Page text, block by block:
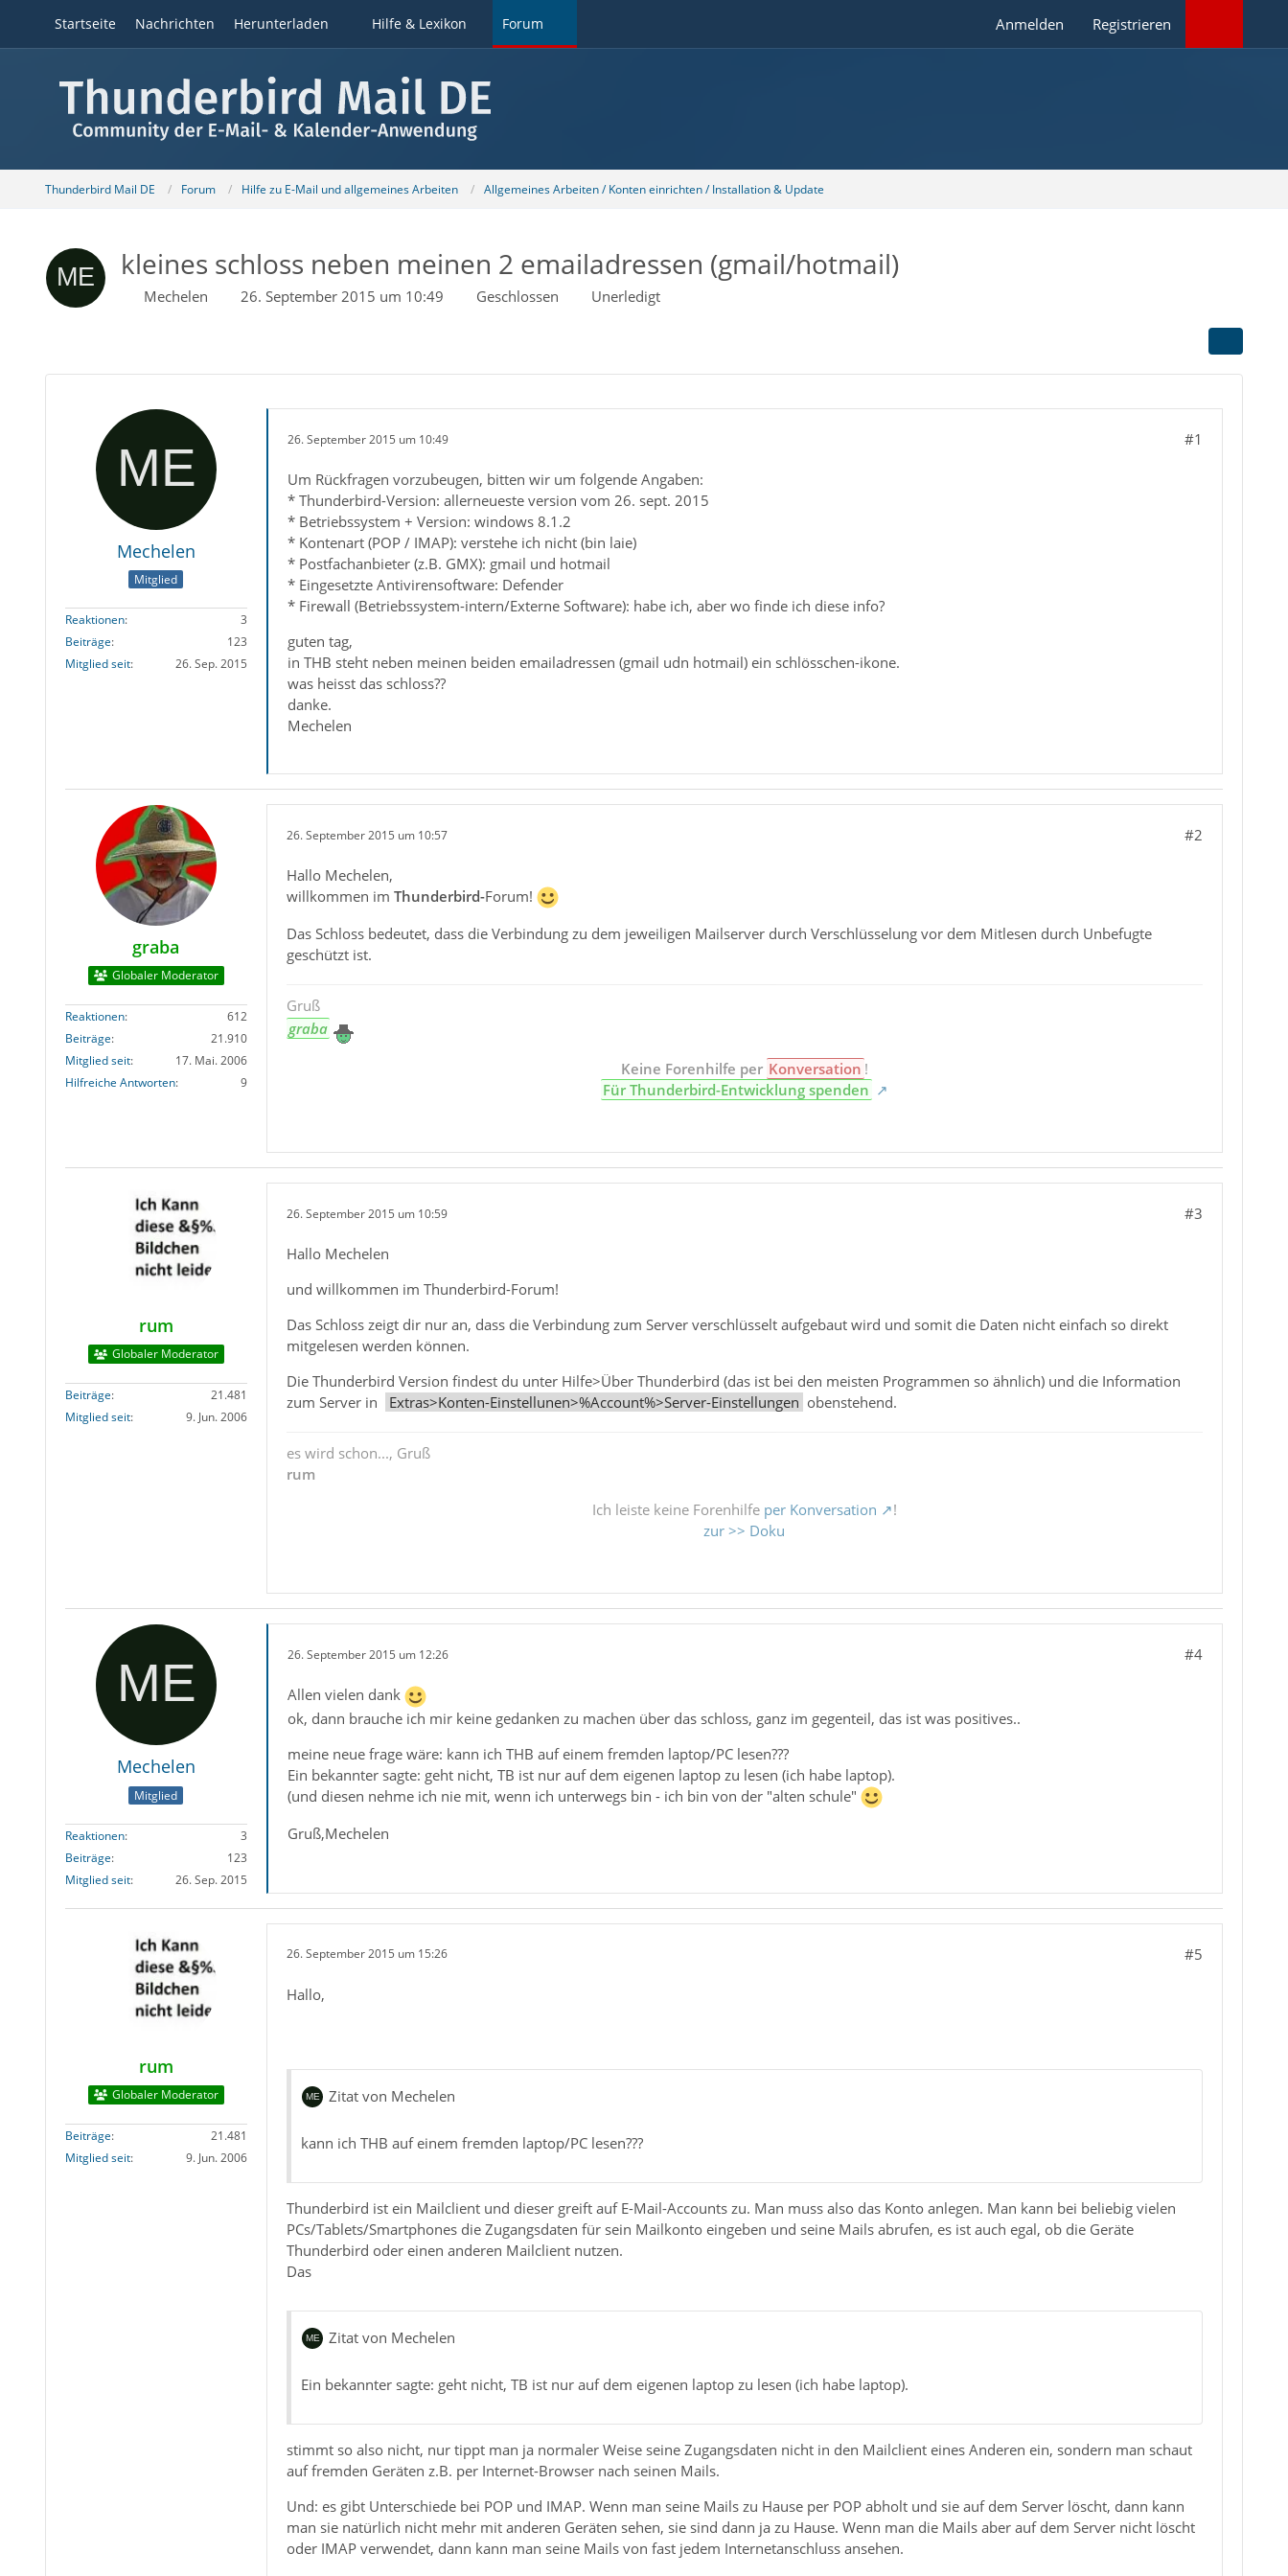
Startseite Nachrichten Herunterladen Hilfe & Lexikon Forum Anmelden Registrieren
Thunderbird Mail DE Forum Hilfe zu E-Mail und allgemeines Arbeiten Allgemeines Arbeiten / Konten einrichten / Installation & Update
kleines schloss neben meinen 2 emailadressen (gmail/hotmail)
Mechelen 26. September 2015 um 10:49 Geschlossen Unerledigt
Mechelen
Mitglied
Reaktionen
3
Beiträge
123
Mitglied seit
26. Sep. 2015
26. September 2015 um 10:49 #1
Um Rückfragen vorzubeugen, bitten wir um folgende Angaben:
* Thunderbird-Version: allerneueste version vom 26. sept. 2015
* Betriebssystem + Version: windows 8.1.2
* Kontenart (POP / IMAP): verstehe ich nicht (bin laie)
* Postfachanbieter (z.B. GMX): gmail und hotmail
* Eingesetzte Antivirensoftware: Defender
* Firewall (Betriebssystem-intern/Externe Software): habe ich, aber wo finde ich diese info?
guten tag,
in THB steht neben meinen beiden emailadressen (gmail udn hotmail) ein schlösschen-ikone.
was heisst das schloss??
danke.
Mechelen
graba
Globaler Moderator
Reaktionen
612
Beiträge
21.910
Mitglied seit
17. Mai. 2006
Hilfreiche Antworten
9
26. September 2015 um 10:57 #2
Hallo Mechelen,
willkommen im Thunderbird-Forum!
Das Schloss bedeutet, dass die Verbindung zu dem jeweiligen Mailserver durch Verschlüsselung vor dem Mitlesen durch Unbefugte
geschützt ist.
Gruß
graba
Keine Forenhilfe per Konversation !
Für Thunderbird-Entwicklung spenden
rum
Globaler Moderator
Beiträge
21.481
Mitglied seit
9. Jun. 2006
26. September 2015 um 10:59 #3
Hallo Mechelen
und willkommen im Thunderbird-Forum!
Das Schloss zeigt dir nur an, dass die Verbindung zum Server verschlüsselt aufgebaut wird und somit die Daten nicht einfach so direkt
mitgelesen werden können.
Die Thunderbird Version findest du unter Hilfe>Über Thunderbird (das ist bei den meisten Programmen so ähnlich) und die Information
zum Server in
Extras>Konten-Einstellunen>%Account%>Server-Einstellungen obenstehend.
es wird schon..., Gruß
rum
Ich leiste keine Forenhilfe per Konversation
!
zur >> Doku
Mechelen
Mitglied
Reaktionen
3
Beiträge
123
Mitglied seit
26. Sep. 2015
26. September 2015 um 12:26 #4
Allen vielen dank
ok, dann brauche ich mir keine gedanken zu machen über das schloss, ganz im gegenteil, das ist was positives..
meine neue frage wäre: kann ich THB auf einem fremden laptop/PC lesen???
Ein bekannter sagte: geht nicht, TB ist nur auf dem eigenen laptop zu lesen (ich habe laptop).
(und diesen nehme ich nie mit, wenn ich unterwegs bin - ich bin von der "alten schule"
Gruß,Mechelen
rum
Globaler Moderator
Beiträge
21.481
Mitglied seit
9. Jun. 2006
26. September 2015 um 15:26 #5
Hallo,
Zitat von Mechelen
kann ich THB auf einem fremden laptop/PC lesen???
Thunderbird ist ein Mailclient und dieser greift auf E-Mail-Accounts zu. Man muss also das Konto anlegen. Man kann bei beliebig vielen
PCs/Tablets/Smartphones die Zugangsdaten für sein Mailkonto eingeben und seine Mails abrufen, es ist auch egal, ob die Geräte
Thunderbird oder einen anderen Mailclient nutzen.
Das
Zitat von Mechelen
Ein bekannter sagte: geht nicht, TB ist nur auf dem eigenen laptop zu lesen (ich habe laptop).
stimmt so also nicht, nur tippt man ja normaler Weise seine Zugangsdaten nicht in den Mailclient eines Anderen ein, sondern man schaut
auf fremden Geräten z.B. per Internet-Browser nach seinen Mails.
Und: es gibt Unterschiede bei POP und IMAP. Wenn man seine Mails zu Hause per POP abholt und sie auf dem Server löscht, dann kann
man sie natürlich nicht mehr mit anderen Geräten sehen, sie sind dann ja zu Hause. Wenn man die Mails aber auf dem Server nicht löscht
oder IMAP verwendet, dann kann man seine Mails von fast jedem Internetanschluss ansehen.